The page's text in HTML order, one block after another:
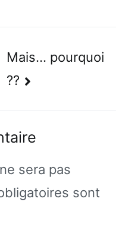
Mais… pourquoi
??
sera pas
sont